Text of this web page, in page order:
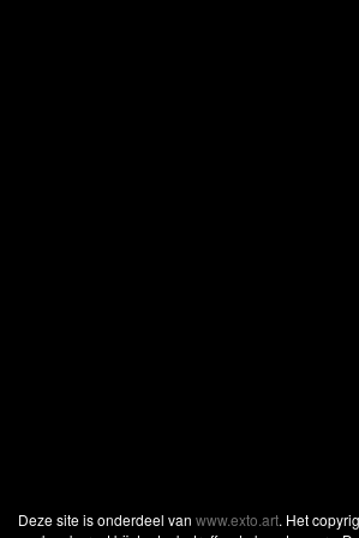
Deze site is onderdeel van www.exto.art. Het